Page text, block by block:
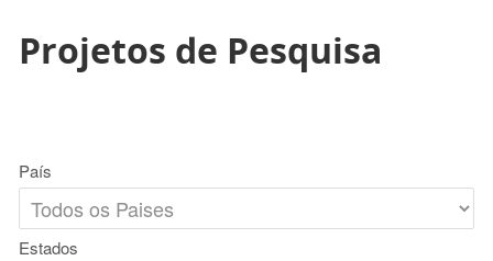
Projetos de Pesquisa
País
Estados